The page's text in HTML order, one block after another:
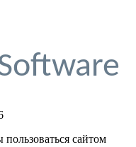
сайтом